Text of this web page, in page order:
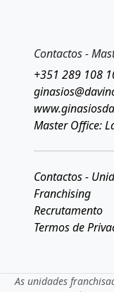
Contactos -
+351 289 108
Master Office:
Contactos -
Franchising
Recrutamento
Termos de
As unidades